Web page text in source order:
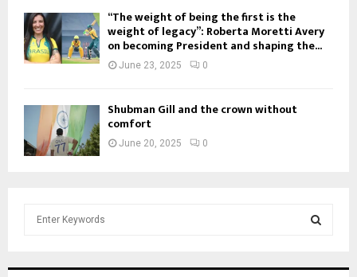
“The weight of being the first is the
weight of legacy”: Roberta Moretti Avery
on becoming President and shaping the...
June 23, 2025 0
Shubman Gill and the crown without
comfort
June 20, 2025 0